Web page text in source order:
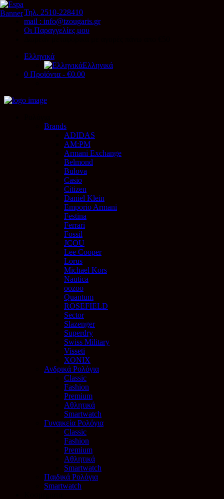
Τηλ. 2510-228410
mail : info@tzougaris.gr
Οι Παραγγελίες μου
Ελληνικά
Ελληνικά
0 Προϊόντα - €0.00
Brands
ADIDAS
AM:PM
Armani Exchange
Belmond
Bulova
Casio
Citizen
Daniel Klein
Emporio Armani
Festina
Ferrari
Fossil
JCOU
Lee Cooper
Lorus
Michael Kors
Nautica
oozoo
Quantum
ROSEFIELD
Sector
Slazenger
Superdry
Swiss Military
Visseti
XONIX
Ανδρικά Ρολόγια
Classic
Fashion
Premium
Αθλητικά
Smartwatch
Γυναικεία Ρολόγια
Classic
Fashion
Premium
Αθλητικά
Smartwatch
Παιδικά Ρολόγια
Smartwatch